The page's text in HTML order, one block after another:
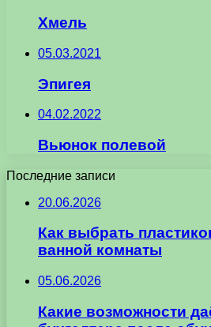
Хмель
05.03.2021
Эпигея
04.02.2022
Вьюнок полевой
Последние записи
20.06.2026
Как выбрать
ванной комнаты
05.06.2026
Какие возможности